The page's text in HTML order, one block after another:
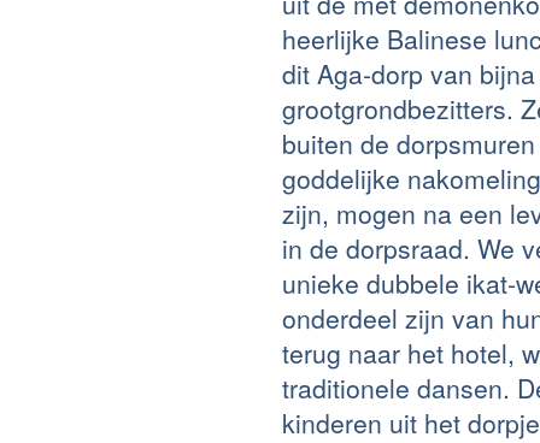
heerlijke Balinese
dit Aga-dorp van
grootgrondbezitters.
buiten de
goddelijke
zijn, mogen na een
in de dorpsraad. We
unieke dubbele ikat-
onderdeel zijn van
terug naar het hotel,
traditionele dansen.
kinderen uit het